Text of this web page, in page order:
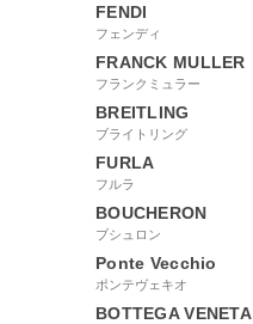
FENDI
フェンディ
FRANCK MULLER
フランクミュラー
BREITLING
ブライトリング
FURLA
フルラ
BOUCHERON
ブシュロン
Ponte Vecchio
ポンテヴェキオ
BOTTEGA VENETA